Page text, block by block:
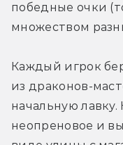
победные очки
множеством
Каждый игрок
из драконов-
начальную лавку.
неопреновое и